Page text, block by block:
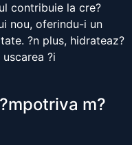
contribuie la cre?
nou, oferindu-i un
?n plus, hidrateaz?
?i
m?